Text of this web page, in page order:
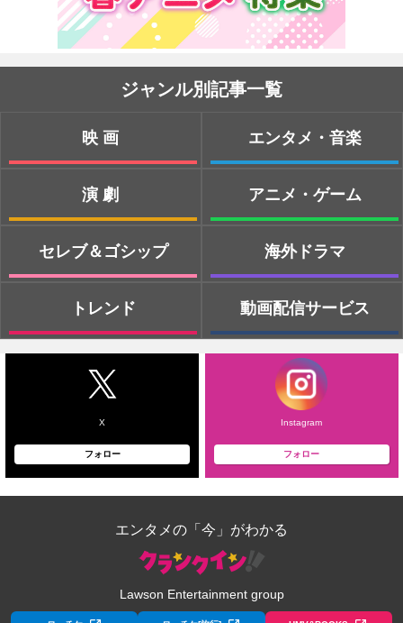
ジャンル別記事一覧
映画
演劇
セレブ＆ゴシップ
トレンド
エンタメ・音楽
アニメ・ゲーム
海外ドラマ
動画配信サービス
X
フォロー
Instagram
フォロー
エンタメの「今」がわかる
Lawson Entertainment group